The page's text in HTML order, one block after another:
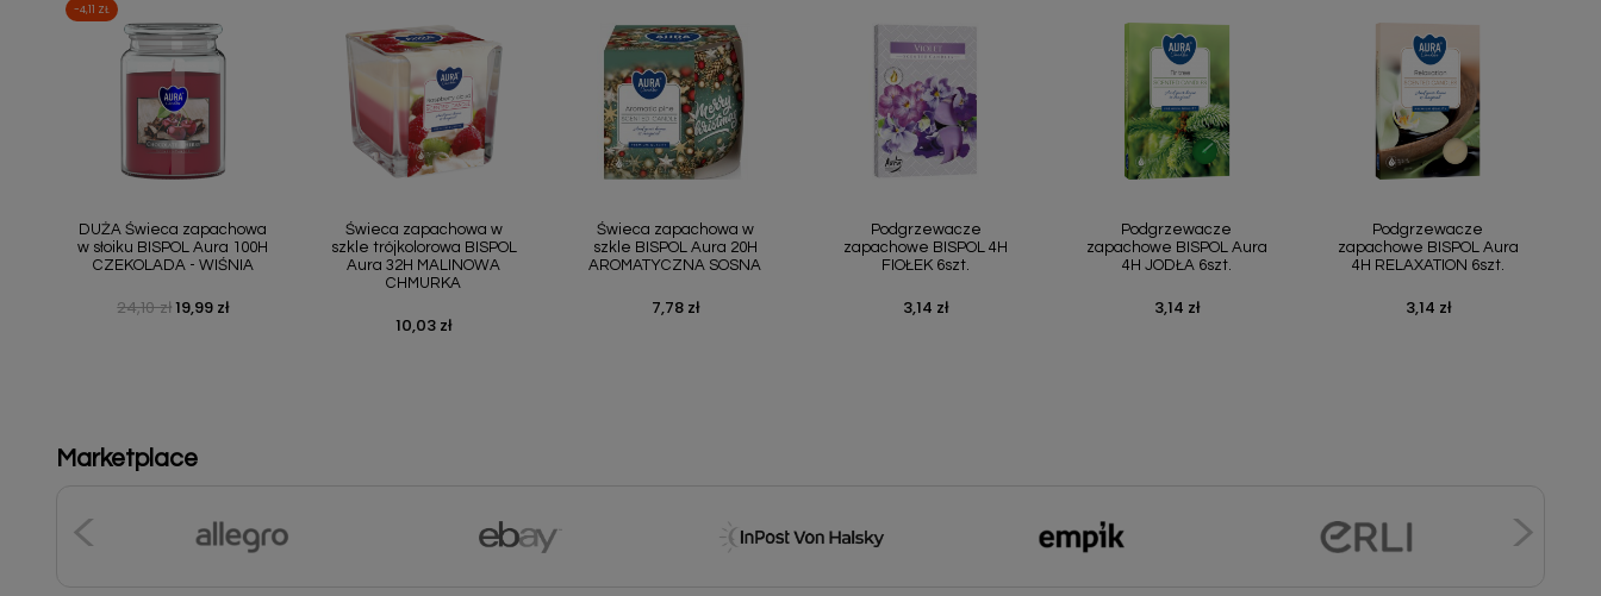
DUŻA Świeca zapachowa
w słoiku BISPOL Aura 100H
CZEKOLADA - WIŚNIA
Cena podstawowa
24,10 zł Cena
19,99 zł
-4,11 ZŁ
Świeca zapachowa w
szkle trójkolorowa BISPOL
Aura 32H MALINOWA
CHMURKA
Cena
10,03 zł
Świeca zapachowa w
szkle BISPOL Aura 20H
AROMATYCZNA SOSNA
Cena
7,78 zł
Podgrzewacze
zapachowe BISPOL 4H
FIOŁEK 6szt.
Cena
3,14 zł
Podgrzewacze
zapachowe BISPOL Aura
4H JODŁA 6szt.
Cena
3,14 zł
Podgrzewacze
zapachowe BISPOL Aura
4H RELAXATION 6szt.
Cena
3,14 zł
Marketplace